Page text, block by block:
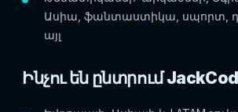
Ասիա, ֆանտաստիկա, սպորտ,
այլ
Ինչու են ընտրում